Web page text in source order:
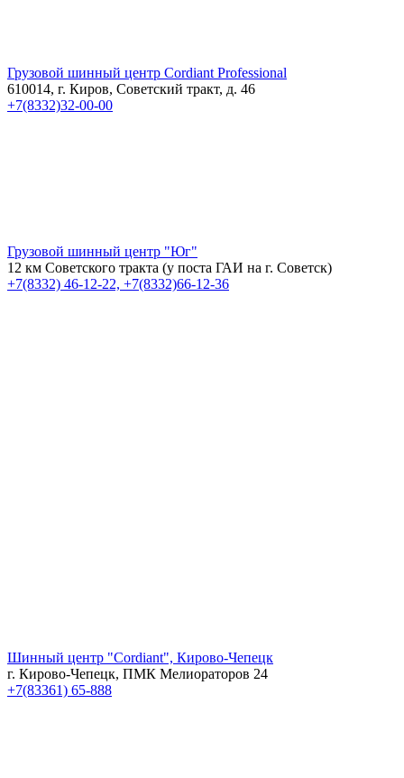
Грузовой шинный центр Cordiant Professional
610014, г. Киров, Советский тракт, д. 46
+7(8332)32-00-00
Грузовой шинный центр "Юг"
12 км Советского тракта (у поста ГАИ на г. Советск)
+7(8332) 46-12-22, +7(8332)66-12-36
Шинный центр "Cordiant", Кирово-Чепецк
г. Кирово-Чепецк, ПМК Мелиораторов 24
+7(83361) 65-888